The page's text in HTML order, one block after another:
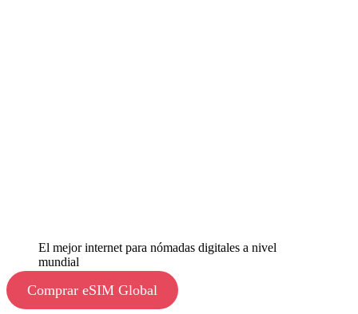
El mejor internet para nómadas digitales a nivel
mundial
Comprar eSIM Global